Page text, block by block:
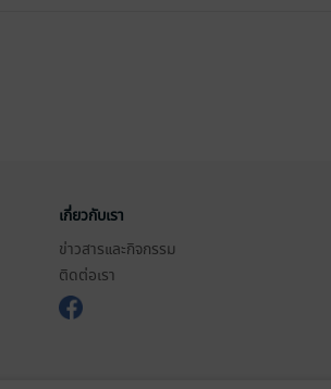
เกี่ยวกับเรา
ข่าวสารและกิจกรรม
ติดต่อเรา